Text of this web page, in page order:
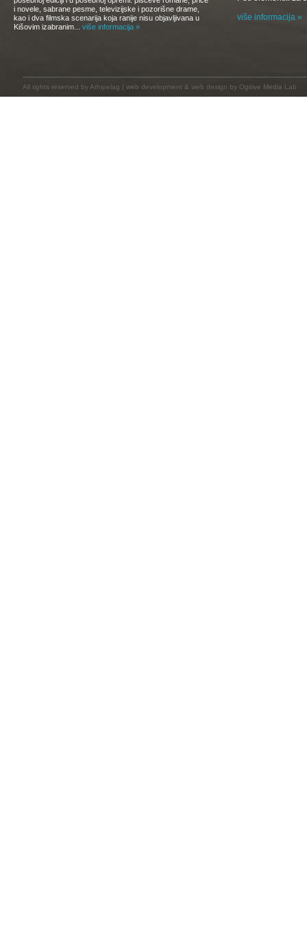
i novele, sabrane pesme, televizijske i pozorišne drame,
kao i dva filmska scenarija koja ranije nisu objavljivana u
Kišovim izabranim... više informacija »
više informacija »
All rights reserved by Arhipelag | web development & web design by Ogitive Media Lab